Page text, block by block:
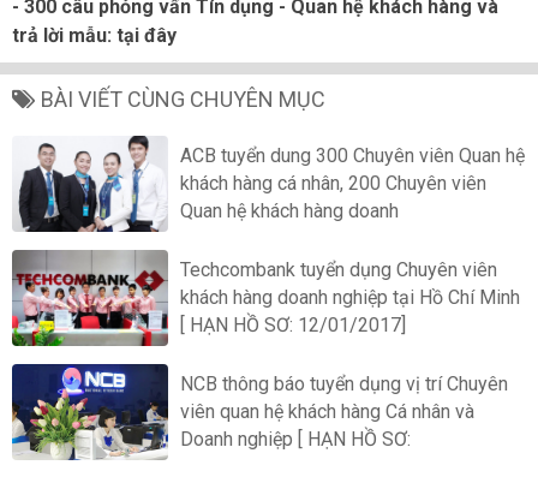
- 300 câu phỏng vấn Tín dụng - Quan hệ khách hàng và
trả lời mẫu: tại đây
BÀI VIẾT CÙNG CHUYÊN MỤC
ACB tuyển dung 300 Chuyên viên Quan hệ
khách hàng cá nhân, 200 Chuyên viên
Quan hệ khách hàng doanh
Techcombank tuyển dụng Chuyên viên
khách hàng doanh nghiệp tại Hồ Chí Minh
[ HẠN HỒ SƠ: 12/01/2017]
NCB thông báo tuyển dụng vị trí Chuyên
viên quan hệ khách hàng Cá nhân và
Doanh nghiệp [ HẠN HỒ SƠ: